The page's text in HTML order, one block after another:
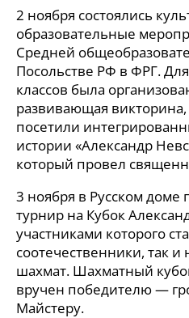
2 ноября состоялись
образовательные
Средней
Посольстве РФ в ФРГ.
классов была
развивающая
посетили
истории «Александр
который провел
3 ноября в Русском
турнир на Кубок
участниками которого
соотечественники, так
шахмат. Шахматный
вручен победителю —
Майстеру.